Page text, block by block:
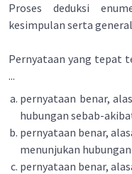
Proses deduksi
kesimpulan serta
Pernyataan yang tepat
...
pernyataan benar,
hubungan sebab-
pernyataan benar,
menunjukan
pernyataan benar,